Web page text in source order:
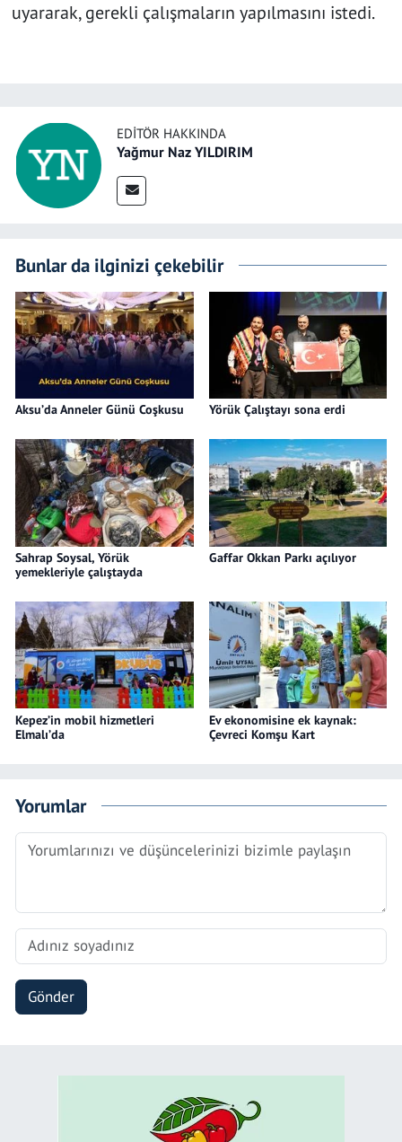
uyararak, gerekli çalışmaların yapılmasını istedi.
EDITÖR HAKKINDA
Yağmur Naz YILDIRIM
Bunlar da ilginizi çekebilir
Aksu’da Anneler Günü Coşkusu Yörük Çalıştayı sona erdi
Sahrap Soysal, Yörük
yemekleriyle çalıştayda
Gaffar Okkan Parkı açılıyor
Kepez’in mobil hizmetleri
Elmalı’da
Ev ekonomisine ek kaynak:
Çevreci Komşu Kart
Yorumlar
Gönder